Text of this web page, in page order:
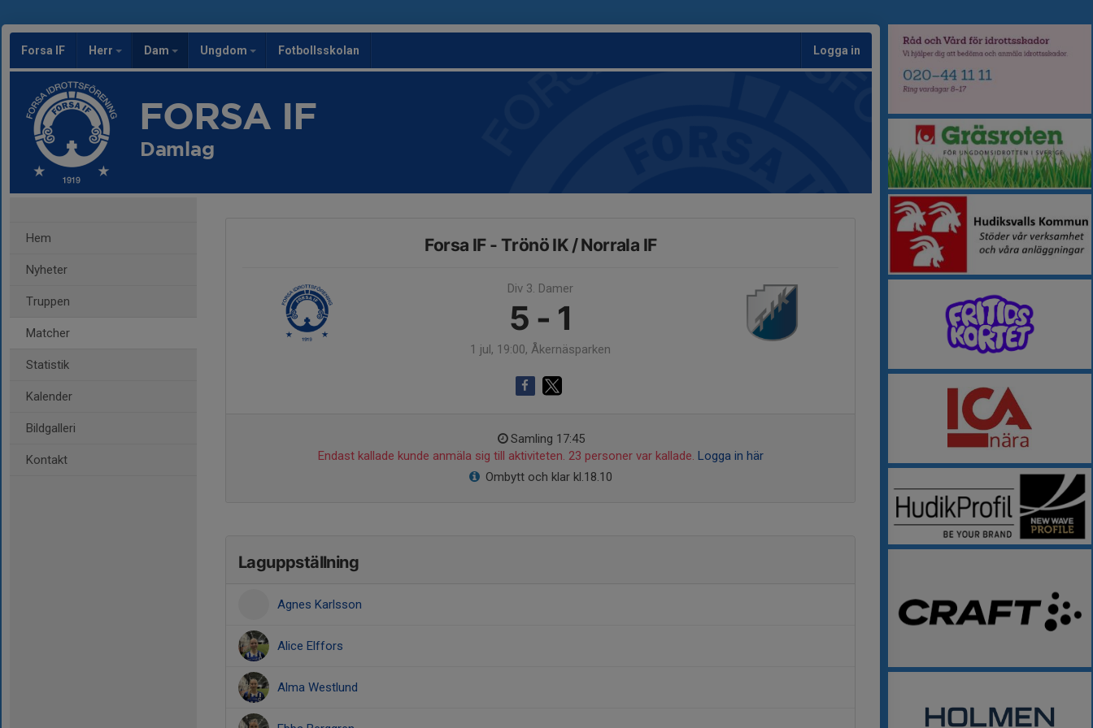
Forsa IF Herr Dam Ungdom Fotbollsskolan Logga in
FORSA IF
Damlag
Hem
Nyheter
Truppen
Matcher
Statistik
Kalender
Bildgalleri
Kontakt
Forsa IF - Trönö IK / Norrala IF
Div 3. Damer
5 - 1
1 jul, 19:00, Åkernäsparken
Samling 17:45
Endast kallade kunde anmäla sig till aktiviteten. 23 personer var kallade. Logga in här
Ombytt och klar kl.18.10
Laguppställning
Agnes Karlsson
Alice Elffors
Alma Westlund